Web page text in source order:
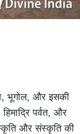
भूगोल, और इसकी
पर्वत, और
और संस्कृति की